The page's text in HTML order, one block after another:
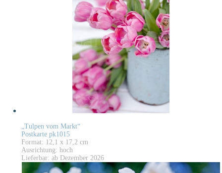
„Tulpen vom Markt“
Postkarte pk1015
Format: 12,1 x 17,2 cm
Ausrichtung: hoch
Lieferbar: ab Dezember 2026